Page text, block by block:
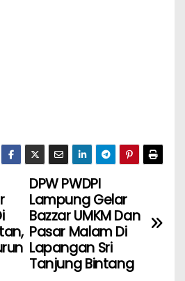
DPW PWDPI
Lampung Gelar
Bazzar UMKM Dan
Pasar Malam Di
Lapangan Sri
Tanjung Bintang